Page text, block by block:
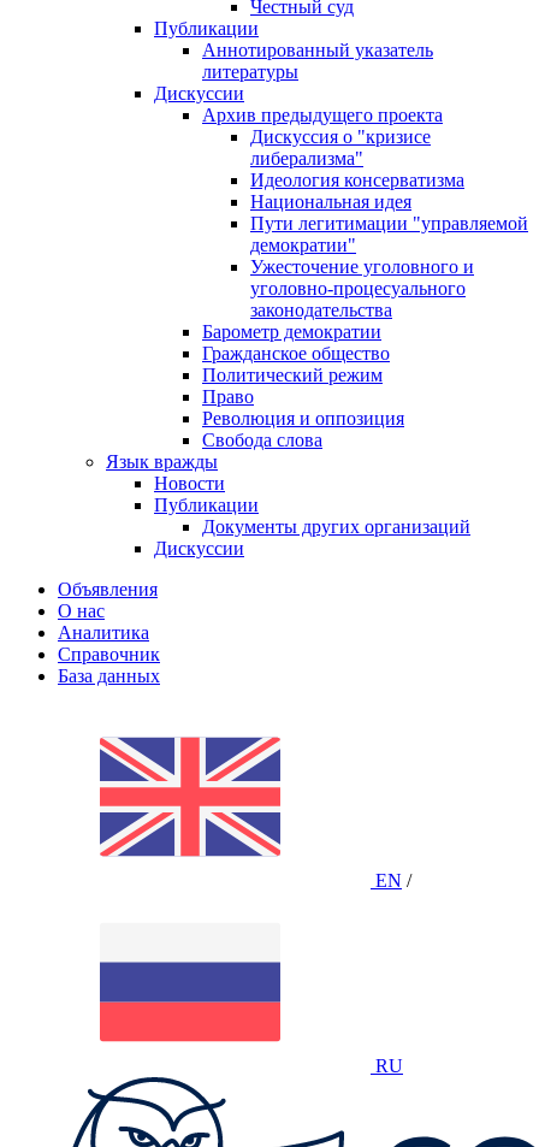
Честный суд
Публикации
Аннотированный указатель
литературы
Дискуссии
Архив предыдущего проекта
Дискуссия о "кризисе
либерализма"
Идеология консерватизма
Национальная идея
Пути легитимации "управляемой
демократии"
Ужесточение уголовного и
уголовно-процесуального
законодательства
Барометр демократии
Гражданское общество
Политический режим
Право
Революция и оппозиция
Свобода слова
Язык вражды
Новости
Публикации
Документы других организаций
Дискуссии
Объявления
О нас
Аналитика
Справочник
База данных
EN /
RU